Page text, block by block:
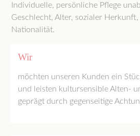
Individuelle, persönliche Pflege
Geschlecht, Alter, sozialer
Nationalität.
Wir
möchten unseren Kunden ein
und leisten kultursensible Alten-
geprägt durch gegenseitige